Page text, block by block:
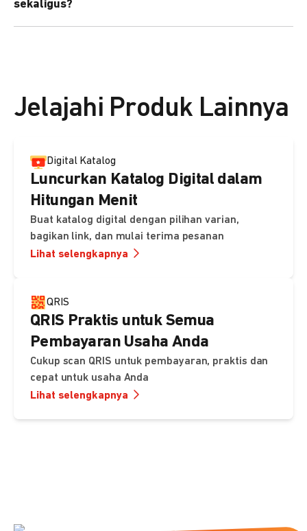
kebutuhan Anda.
sekaligus?
Jelajahi Produk Lainnya
Digital Katalog
Luncurkan Katalog Digital dalam
Hitungan Menit
Buat katalog digital dengan pilihan varian,
bagikan link, dan mulai terima pesanan
Lihat selengkapnya
QRIS
QRIS Praktis untuk Semua
Pembayaran Usaha Anda
Cukup scan QRIS untuk pembayaran, praktis dan
cepat untuk usaha Anda
Lihat selengkapnya